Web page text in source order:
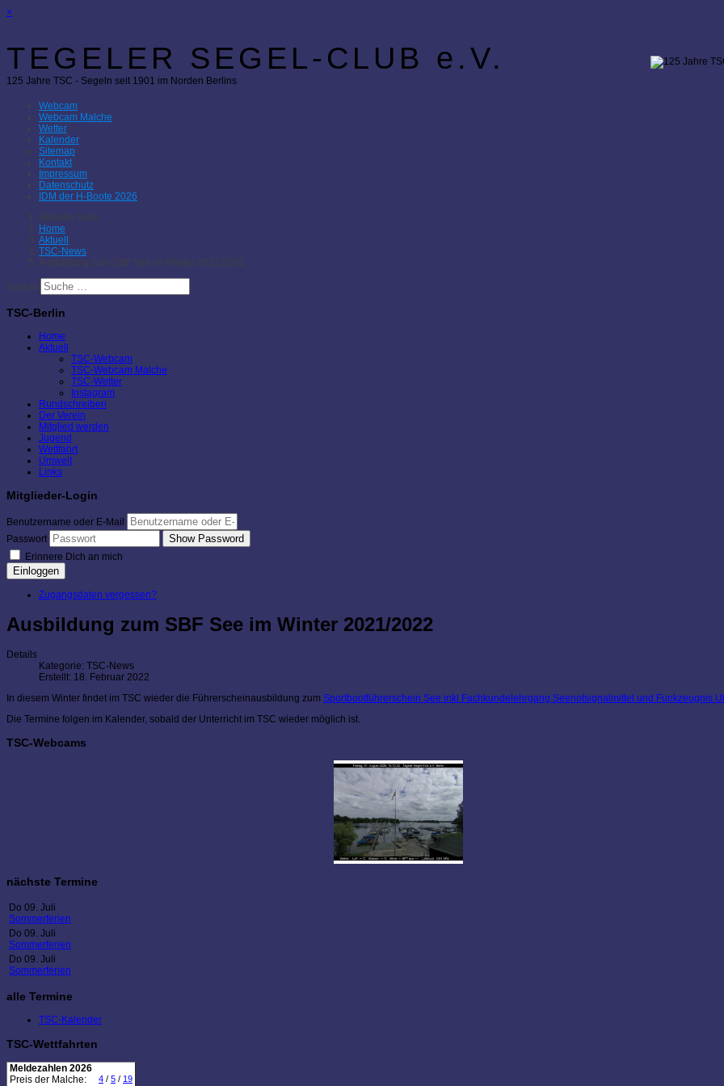
×
TEGELER SEGEL-CLUB e.V.
125 Jahre TSC - Segeln seit 1901 im Norden Berlins
Webcam
Webcam Malche
Wetter
Kalender
Sitemap
Kontakt
Impressum
Datenschutz
IDM der H-Boote 2026
Aktuelle Seite:
Home
Aktuell
TSC-News
Ausbildung zum SBF See im Winter 2021/2022
Suchen
TSC-Berlin
Home
Aktuell
TSC-Webcam
TSC-Webcam Malche
TSC-Wetter
Instagram
Rundschreiben
Der Verein
Mitglied werden
Jugend
Wettfahrt
Umwelt
Links
Mitglieder-Login
Benutzername oder E-Mail
Passwort
Show Password
Erinnere Dich an mich
Einloggen
Zugangsdaten vergessen?
Ausbildung zum SBF See im Winter 2021/2022
Details
Kategorie: TSC-News
Erstellt: 18. Februar 2022
In diesem Winter findet im TSC wieder die Führerscheinausbildung zum Sportbootführerschein See inkl Fachkundelehrgang Seenotsignalmittel und Funkzeugnis
Die Termine folgen im Kalender, sobald der Unterricht im TSC wieder möglich ist.
TSC-Webcams
nächste Termine
Do 09. Juli
Sommerferien
Do 09. Juli
Sommerferien
Do 09. Juli
Sommerferien
alle Termine
TSC-Kalender
TSC-Wettfahrten
Meldezahlen 2026
Preis der Malche:
4 / 5 / 19